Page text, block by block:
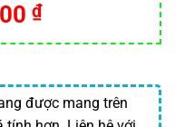
₫
được mang trên